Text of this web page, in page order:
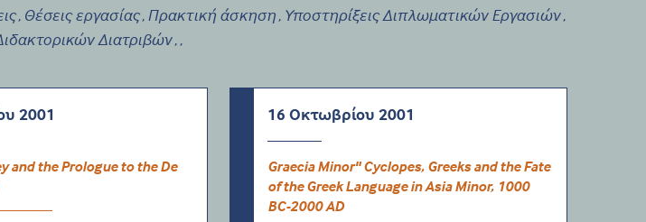
, Θέσεις εργασίας, Πρακτική άσκηση, Υποστηρίξεις Διπλωματικών Εργασιών,
Διατριβών, ,
2001
and the Prologue to the De
16 Οκτωβρίου 2001
Graecia Minor" Cyclopes, Greeks and the Fate
of the Greek Language in Asia Minor, 1000
BC-2000 AD